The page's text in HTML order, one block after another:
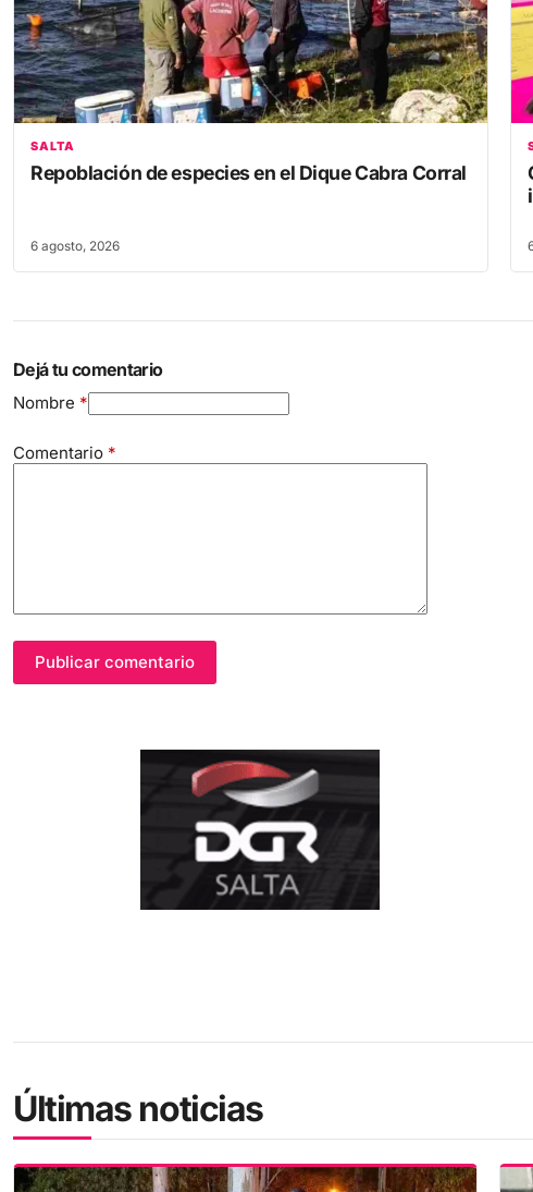
SALTA
Repoblación de especies en el Dique Cabra Corral
6 agosto, 2026
Dejá tu comentario
Nombre *
Comentario *
Publicar comentario
Últimas noticias